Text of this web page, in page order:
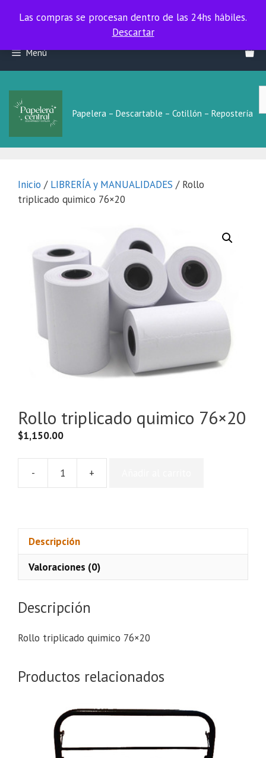
Las compras se procesan dentro de las 24hs hábiles.
Las compras se procesan dentro de las 24hs hábiles.
Descartar
contenido
Menú
Papelera – Descartable – Cotillón – Repostería
Inicio / LIBRERÍA y MANUALIDADES / Rollo
triplicado quimico 76×20
Rollo triplicado quimico 76×20
$1,150.00
- +
Descripción
Valoraciones (0)
Descripción
Rollo triplicado quimico 76×20
Productos relacionados